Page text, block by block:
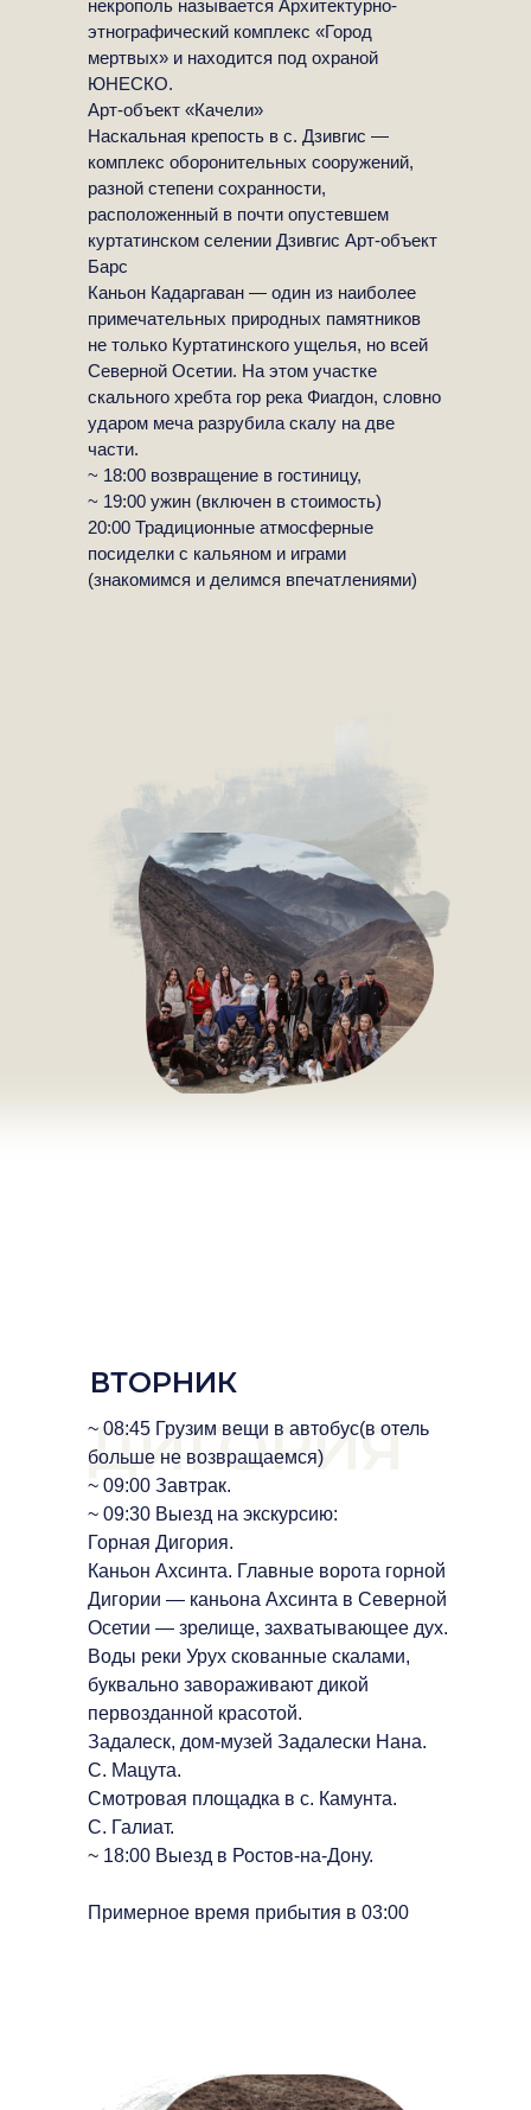
некрополь называется Архитектурно-
этнографический комплекс «Город
мертвых» и находится под охраной
ЮНЕСКО.
‌Арт-объект «Качели»
‌Наскальная крепость в с. Дзивгис —
комплекс оборонительных сооружений,
разной степени сохранности,
расположенный в почти опустевшем
куртатинском селении Дзивгис Арт-объект
Барс
‌Каньон Кадаргаван — один из наиболее
примечательных природных памятников
не только Куртатинского ущелья, но всей
Северной Осетии. На этом участке
скального хребта гор река Фиагдон, словно
ударом меча разрубила скалу на две
части.
~ 18:00 возвращение в гостиницу,
~ 19:00 ужин (включен в стоимость)
20:00 Традиционные атмосферные
посиделки с кальяном и играми
(знакомимся и делимся впечатлениями)
ДИГОРИЯ
ВТОРНИК
~ 08:45 Грузим вещи в автобус(в отель
больше не возвращаемся)
~ 09:00 Завтрак.
~ 09:30 Выезд на экскурсию:
Горная Дигория.
Каньон Ахсинта. Главные ворота горной
Дигории — каньона Ахсинта в Северной
Осетии — зрелище, захватывающее дух.
Воды реки Урух скованные скалами,
буквально завораживают дикой
первозданной красотой.
Задалеск, дом-музей Задалески Нана.
С. Мацута.
Смотровая площадка в с. Камунта.
С. Галиат.
~ 18:00 Выезд в Ростов-на-Дону.
Примерное время прибытия в 03:00